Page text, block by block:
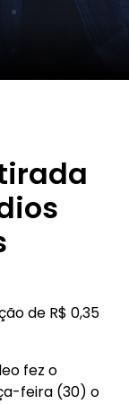
de R$ 0,35
fez o
feira (30) o